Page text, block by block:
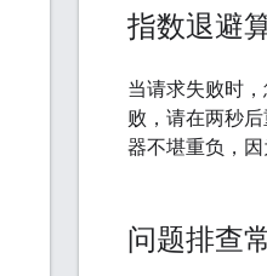
指数退避
当请求失败时
败，请在两秒
器不堪重负，
问题排查